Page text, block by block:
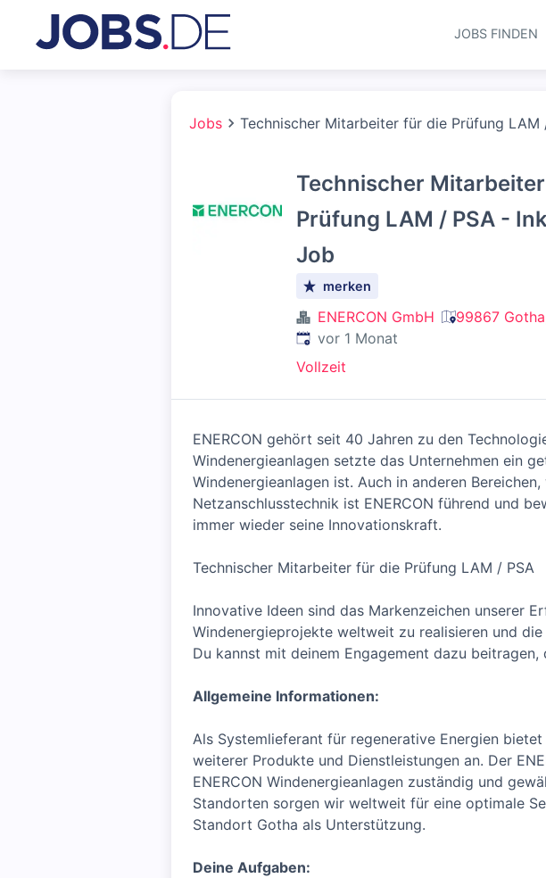
JOBS FINDEN
Jobs Technischer Mitarbeiter für die Prüfung LAM
Technischer
Prüfung LAM / PSA -
Job
merken
ENERCON GmbH
99867
Veröffentlicht:
vor 1 Monat
Vollzeit
ENERCON gehört seit 40 Jahren zu den
Windenergieanlagen setzte das Unternehmen ein
Windenergieanlagen ist. Auch in anderen
Netzanschlusstechnik ist ENERCON führend und
immer wieder seine Innovationskraft.
Technischer Mitarbeiter für die Prüfung LAM / PSA
Innovative Ideen sind das Markenzeichen unserer
Windenergieprojekte weltweit zu realisieren und
Du kannst mit deinem Engagement dazu
Allgemeine Informationen:
Als Systemlieferant für regenerative Energien
weiterer Produkte und Dienstleistungen an. Der
ENERCON Windenergieanlagen zuständig und
Standorten sorgen wir weltweit für eine optimale
Standort Gotha als Unterstützung.
Deine Aufgaben: